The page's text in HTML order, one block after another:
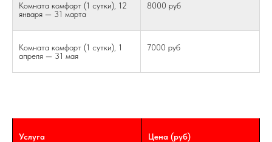
Комната комфорт (1 сутки), 12
января — 31 марта
8000 руб
Комната комфорт (1 сутки), 1
апреля — 31 мая
7000 руб
Услуга Цена (руб)